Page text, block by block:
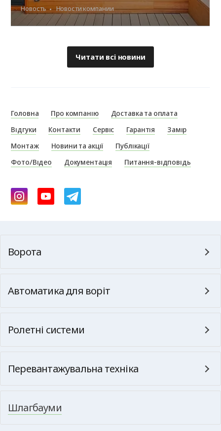
Новость Новости компании
Читати всі новини
Головна Про компанію
Доставка та оплата
Відгуки
Контакти Сервіс Гарантія
Замір
Монтаж
Новини та акції
Публікації
Фото/Відео
Документація Питання-відповідь
Ворота
Автоматика для воріт
Ролетні системи
Перевантажувальна техніка
Шлагбауми